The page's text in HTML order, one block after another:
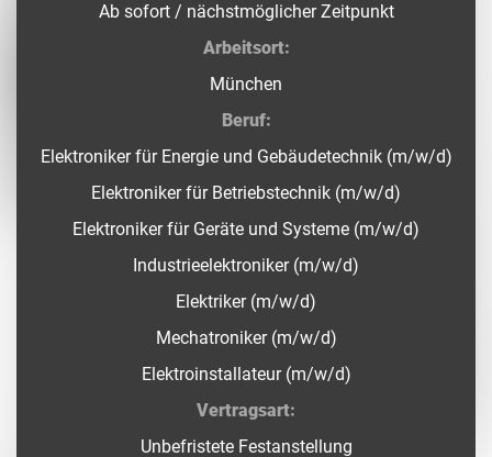
Ab sofort / nächstmöglicher Zeitpunkt
Arbeitsort:
München
Beruf:
Elektroniker für Energie und Gebäudetechnik (m/w/d)
Elektroniker für Betriebstechnik (m/w/d)
Elektroniker für Geräte und Systeme (m/w/d)
Industrieelektroniker (m/w/d)
Elektriker (m/w/d)
Mechatroniker (m/w/d)
Elektroinstallateur (m/w/d)
Vertragsart:
Unbefristete Festanstellung